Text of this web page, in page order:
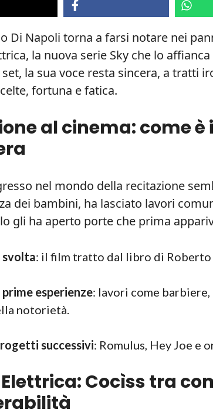
Di Napoli torna a farsi notare nei
la nuova serie Sky che lo
la sua voce resta sincera, a tratti
fortuna e fatica.
al cinema: come
nel mondo della recitazione
dei bambini, ha lasciato lavori
gli ha aperto porte che prima
svolta: il film tratto dal libro di Roberto
prime esperienze: lavori come
notorietà.
successivi: Romulus, Hey Joe e
Elettrica: Cocìss tra